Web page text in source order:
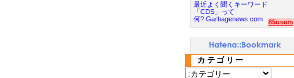
最近よく聞くキーワード
「CDS」って
何?:Garbagenews.com
85users
カテゴリー